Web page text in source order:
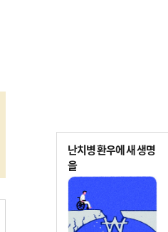
난치병 환우에 새 생명
을